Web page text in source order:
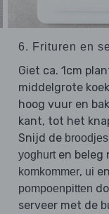
6. Frituren en
Giet ca. 1cm
middelgrote
hoog vuur en
kant, tot het
Snijd de broodjes
yoghurt en beleg
komkommer, ui
pompoenpitten
serveer met de